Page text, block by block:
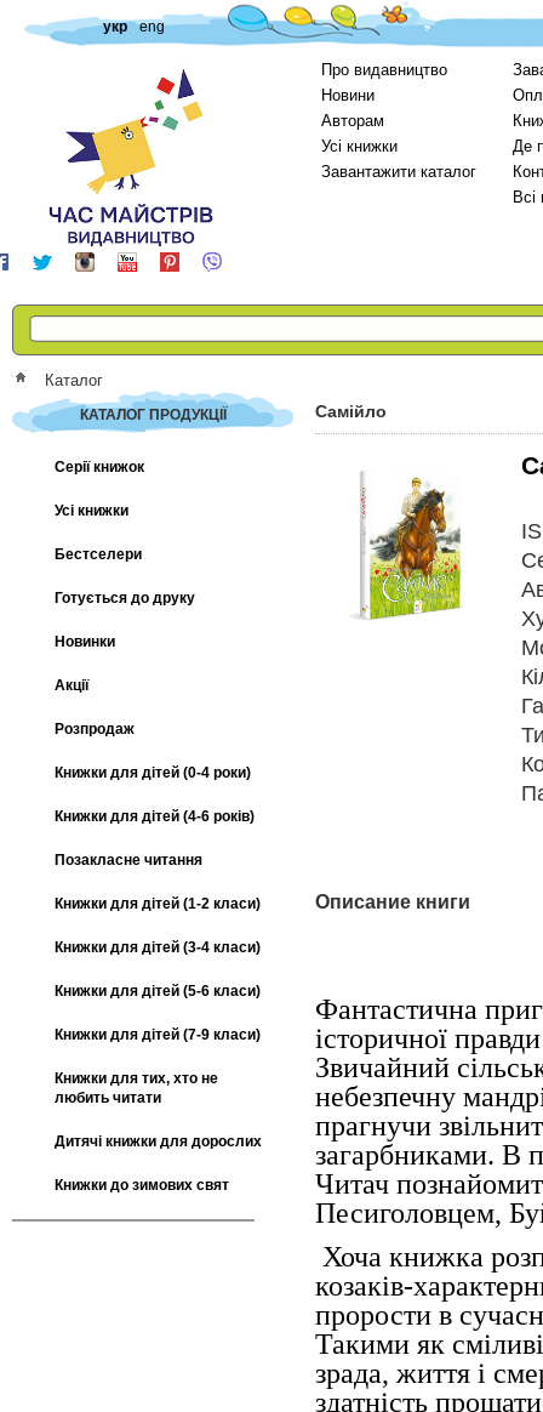
укр eng
Про видавництво
Новини
Авторам
Усі книжки
Завантажити каталог
Де
Каталог
КАТАЛОГ ПРОДУКЦІЇ
Серії книжок
Усі книжки
Бестселери
Готується до друку
Новинки
Акції
Розпродаж
Книжки для дітей (0-4 роки)
Книжки для дітей (4-6 років)
Позакласне читання
Книжки для дітей (1-2 класи)
Книжки для дітей (3-4 класи)
Книжки для дітей (5-6 класи)
Книжки для дітей (7-9 класи)
Книжки для тих, хто не
любить читати
Дитячі книжки для дорослих
Книжки до зимових свят
Самійло
Описание книги
Фантастична
історичної
Звичайний
небезпечну
прагнучи
загарбниками. В
Читач
Песиголовцем,
Хоча книжка
козаків-
прорости в
Такими як
зрада, життя і
здатність